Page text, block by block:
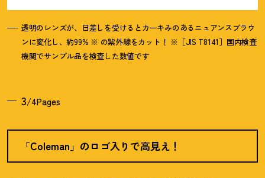
透明のレンズが、日差しを受けるとカーキみのあるニュアンスブラウ
ンに変化し、約99% ※ の紫外線をカット ！ ※［JIS T8141］国内検査
機関でサンプル品を検査した数値です
3/4Pages
「Coleman」のロゴ入りで高見え ！